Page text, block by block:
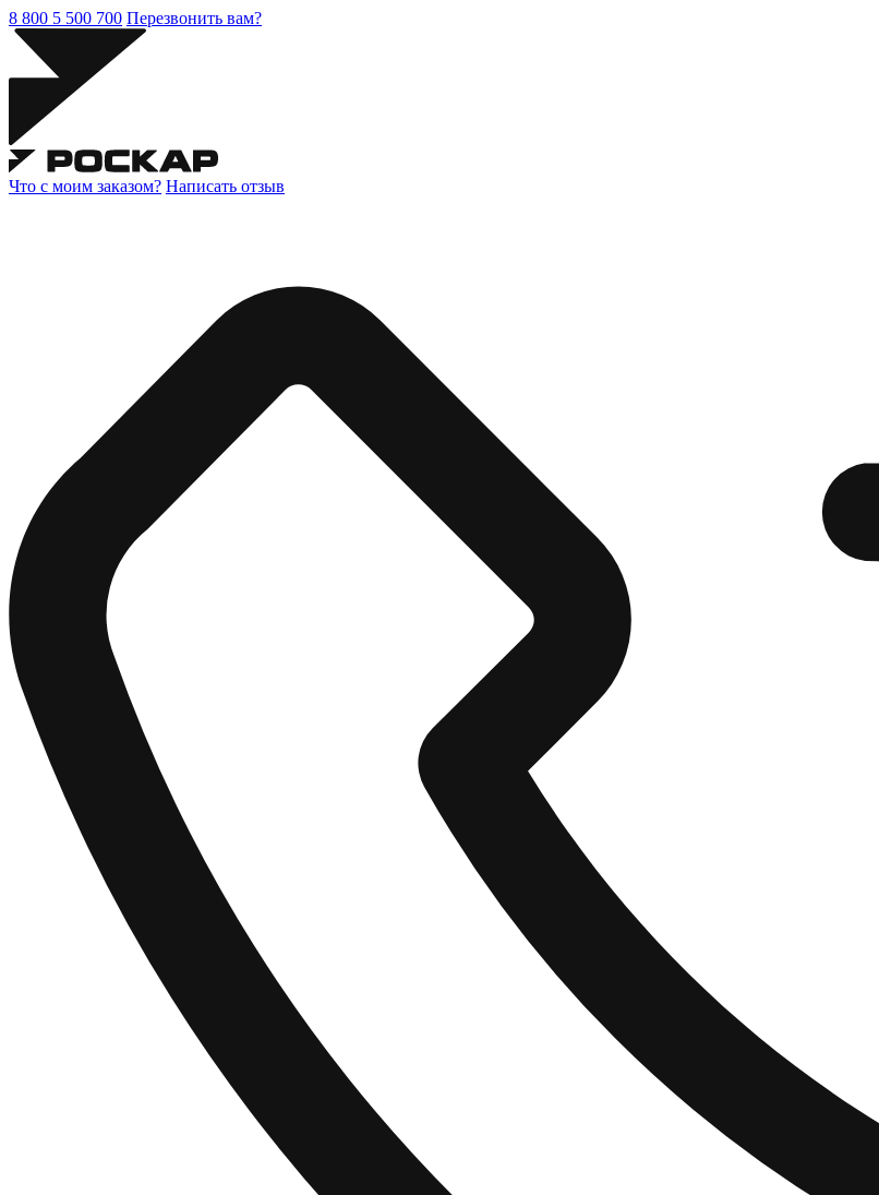
8 800 5 500 700 Перезвонить вам?
Что с моим заказом? Написать отзыв